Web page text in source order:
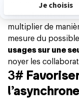
minima demieux
l’interlocuteur.
multiplier de
mesure du
usages sur une
noyer les
3#
l’asynchrone